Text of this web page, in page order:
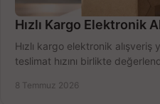
Hızlı Kargo Elektronik
Hızlı kargo elektronik
teslimat hızını birlikte
8 Temmuz 2026